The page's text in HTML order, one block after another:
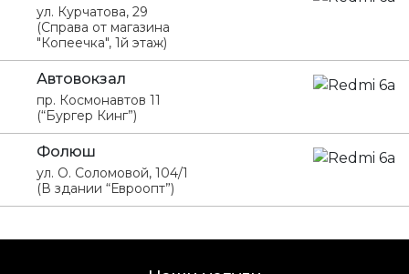
ул. Курчатова, 29
(Справа от магазина
"Копеечка", 1й этаж)
Автовокзал
пр. Космонавтов 11
(“Бургер Кинг”)
Фолюш
ул. О. Соломовой, 104/1
(В здании “Евроопт”)